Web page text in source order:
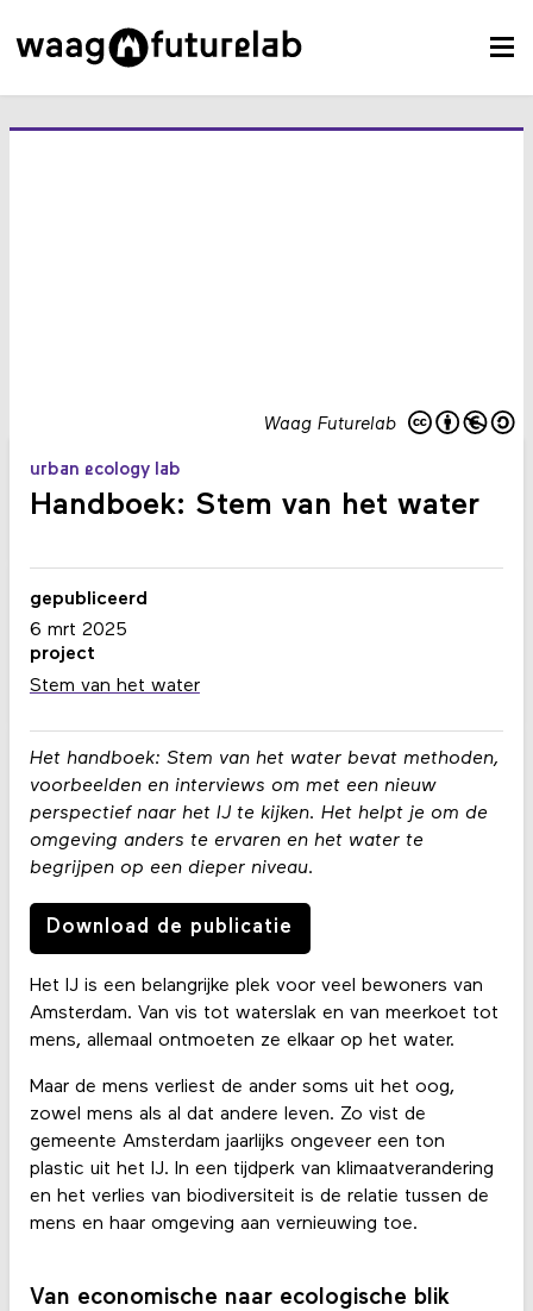
Waag Futurelab
urban ecology lab
Handboek: Stem van het water
Het handboek: Stem van het water bevat methoden,
voorbeelden en interviews om met een nieuw
perspectief naar het IJ te kijken. Het helpt je om de
omgeving anders te ervaren en het water te
begrijpen op een dieper niveau.
Download de publicatie
Het IJ is een belangrijke plek voor veel bewoners van
Amsterdam. Van vis tot waterslak en van meerkoet tot
mens, allemaal ontmoeten ze elkaar op het water.
Maar de mens verliest de ander soms uit het oog,
zowel mens als al dat andere leven. Zo vist de
gemeente Amsterdam jaarlijks ongeveer een ton
plastic uit het IJ. In een tijdperk van klimaatverandering
en het verlies van biodiversiteit is de relatie tussen de
mens en haar omgeving aan vernieuwing toe.
Van economische naar ecologische blik
gepubliceerd
6 mrt 2025
project
Stem van het water